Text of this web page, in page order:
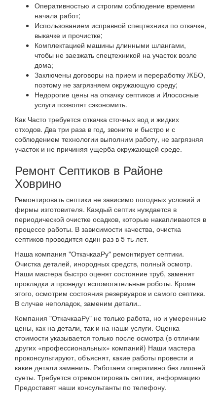
Оперативностью и строгим соблюдение времени
начала работ;
Использованием исправной спецтехники по откачке,
выкачке и прочистке;
Комплектацией машины длинными шлангами,
чтобы не заезжать спецтехникой на участок возле
дома;
Заключены договоры на прием и переработку ЖБО,
поэтому не загрязняем окружающую среду;
Недорогие цены на откачку септиков и Илососные
услуги позволят сэкономить.
Как Часто требуется откачка сточных вод и жидких
отходов. Два три раза в год, звоните и быстро и с
соблюдением технологии выполним работу, не загрязняя
участок и не причиняя ущерба окружающей среде.
Ремонт Септиков в Районе
Ховрино
Ремонтировать септики не зависимо погодных условий и
фирмы изготовителя. Каждый септик нуждается в
периодической очистке осадков, которые накапливаются в
процессе работы. В зависимости качества, очистка
септиков проводится один раз в 5-ть лет.
Наша компания "ОткачкааРу" ремонтирует септики.
Очистка деталей, инородных средств, полный осмотр.
Наши мастера быстро оценят состояние труб, заменят
прокладки и проведут вспомогательные роботы. Кроме
этого, осмотрим состояния резервуаров и самого септика.
В случае неполадок, заменим детали..
Компания "ОткачкааРу" не только работа, но и умеренные
цены, как на детали, так и на наши услуги. Оценка
стоимости указывается только после осмотра (в отличии
других «профессиональных» компаний) Наши мастера
проконсультируют, объяснят, какие работы провести и
какие детали заменить. Работаем оперативно без лишней
суеты. Требуется отремонтировать септик, информацию
Предоставят наши консультанты по телефону.